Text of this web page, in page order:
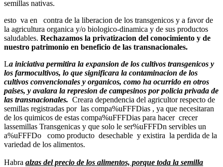
semillas nativas.
esto va en contra de la liberacion de los transgenicos y a favor de
la agricultura organica y/o biologico-dinamica y de sus productos
saludables. Rechazamos la privatizacion del conocimiento y de
nuestro patrimonio en beneficio de las transnacionales.
La iniciativa permitira la expansion de los cultivos transgenicos y
los farmocultivos, lo que significara la contaminacion de los
cultivos convencionales y organicos, como ha ocurrido en otros
paises, y avalara la represion de campesinos por policia privada de
las transnacionales. Creara dependencia del agricultor respecto de
semillas registradas por las compa%uFFFDias , ya que necesitaran
de los quimicos de estas compa%uFFFDias para hacer crecer
lassemillas Transgenicas y que solo le ser%uFFFDn servibles un
a%uFFFDo como producto desechable y existira la perdida de la
variedad de los alimentos.
Habra alzas del precio de los alimentos, porque toda la semilla